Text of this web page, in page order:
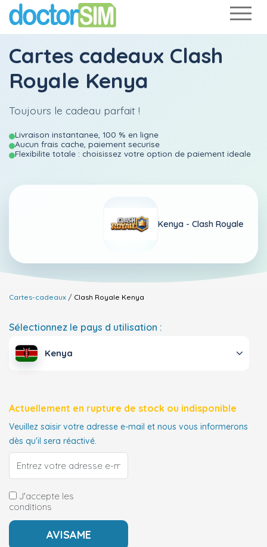
Cartes cadeaux Clash
Royale Kenya
Toujours le cadeau parfait !
Livraison instantanee, 100 % en ligne
Aucun frais cache, paiement securise
Flexibilite totale : choisissez votre option de paiement ideale
Kenya - Clash Royale
Cartes-cadeaux Clash Royale Kenya
Sélectionnez le pays d utilisation :
Kenya
Actuellement en rupture de stock ou indisponible
Veuillez saisir votre adresse e-mail et nous vous informerons
dès qu'il sera réactivé.
J'accepte les
conditions